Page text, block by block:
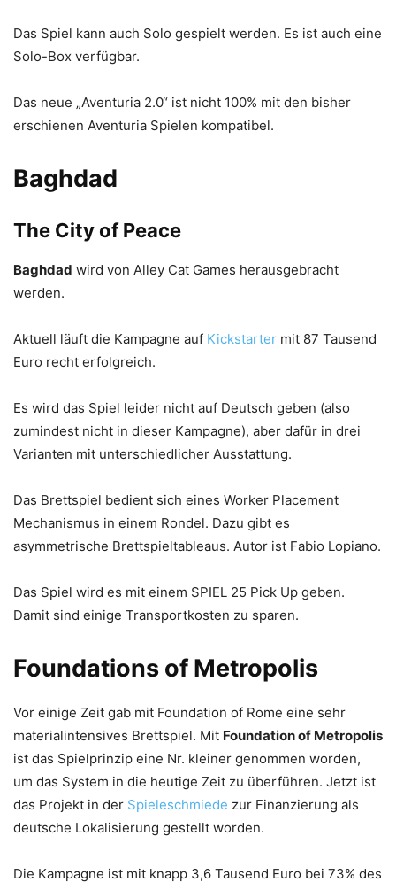
Das Spiel kann auch Solo gespielt werden. Es ist auch eine
Solo-Box verfügbar.
Das neue „Aventuria 2.0“ ist nicht 100% mit den bisher
erschienen Aventuria Spielen kompatibel.
Baghdad
The City of Peace
Baghdad wird von Alley Cat Games herausgebracht
werden.
Aktuell läuft die Kampagne auf Kickstarter mit 87 Tausend
Euro recht erfolgreich.
Es wird das Spiel leider nicht auf Deutsch geben (also
zumindest nicht in dieser Kampagne), aber dafür in drei
Varianten mit unterschiedlicher Ausstattung.
Das Brettspiel bedient sich eines Worker Placement
Mechanismus in einem Rondel. Dazu gibt es
asymmetrische Brettspieltableaus. Autor ist Fabio Lopiano.
Das Spiel wird es mit einem SPIEL 25 Pick Up geben.
Damit sind einige Transportkosten zu sparen.
Foundations of Metropolis
Vor einige Zeit gab mit Foundation of Rome eine sehr
materialintensives Brettspiel. Mit Foundation of Metropolis
ist das Spielprinzip eine Nr. kleiner genommen worden,
um das System in die heutige Zeit zu überführen. Jetzt ist
das Projekt in der Spieleschmiede zur Finanzierung als
deutsche Lokalisierung gestellt worden.
Die Kampagne ist mit knapp 3,6 Tausend Euro bei 73% des